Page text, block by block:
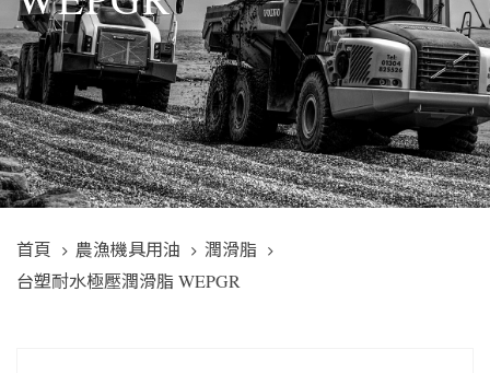
首頁 農漁機具用油
潤滑脂
台塑耐水極壓潤滑脂 WEPGR